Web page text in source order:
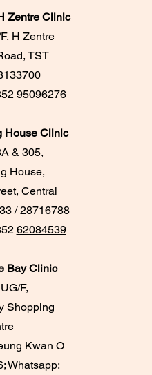
Zentre Clinic
H Zentre
TST
95096276
House Clinic
& 305,
House,
Central
/ 28716788
62084539
Bay Clinic
F,
Shopping
Kwan O
Whatsapp: